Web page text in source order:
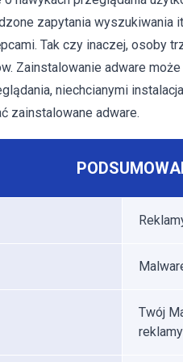
zapytania wyszukiwania
Tak czy inaczej, osoby
Zainstalowanie adware
niechcianymi
zainstalowane adware.
Twój